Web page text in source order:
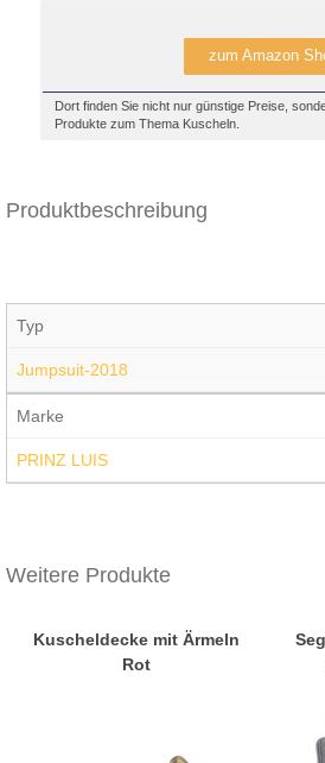
zum Amazon
Dort finden Sie nicht nur günstige Preise,
Produkte zum Thema Kuscheln.
Produktbeschreibung
Typ
Jumpsuit-2018
Marke
PRINZ LUIS
Weitere Produkte
Kuscheldecke mit Ärmeln
Rot